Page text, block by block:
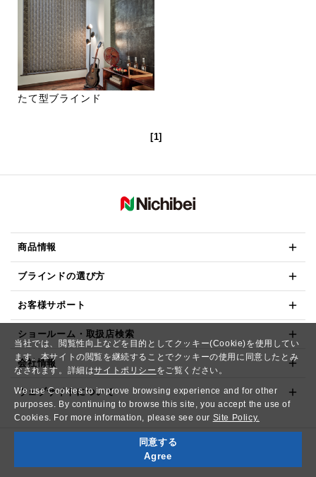
当社では、閲覧性向上などを目的としてクッキー(Cookie)を使用してい
ます。本サイトの閲覧を継続することでクッキーの使用に同意したとみ
なされます。詳細はサイトポリシー をご覧ください。
We use Cookies to improve browsing experience and for other
purposes. By continuing to browse this site, you accept the use of
Cookies. For more information, please see our Site Policy.
同意する
Agree
たて型ブラインド
[1]
商品情報
ブラインドの選び方
お客様サポート
ショールーム・取扱店検索
会社情報
ウェブサイトについて
Copyright© NICHIBEI CO.,LTD. All Rights Reserved.